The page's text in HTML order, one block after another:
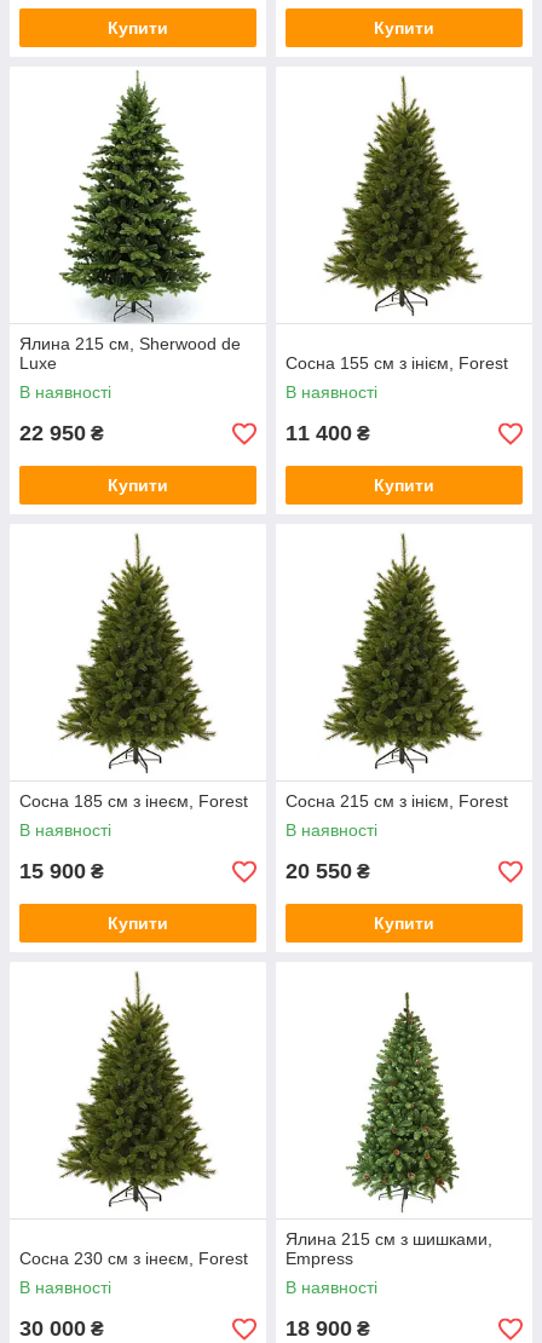
Купити Купити
Ялина 215 см, Sherwood de
Luxe
В наявності
22 950 ₴
Купити
Сосна 155 см з інієм, Forest
В наявності
11 400 ₴
Купити
Сосна 185 см з інеєм, Forest
В наявності
15 900 ₴
Купити
Сосна 215 см з інієм, Forest
В наявності
20 550 ₴
Купити
Сосна 230 см з інеєм, Forest
В наявності
30 000 ₴
Ялина 215 см з шишками,
Empress
В наявності
18 900 ₴